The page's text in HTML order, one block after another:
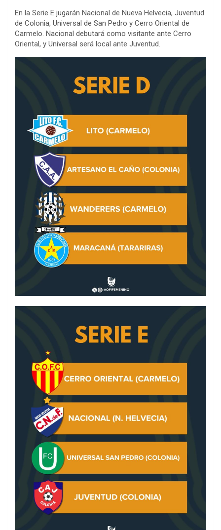
En la Serie E jugarán Nacional de Nueva Helvecia, Juventud
de Colonia, Universal de San Pedro y Cerro Oriental de
Carmelo. Nacional debutará como visitante ante Cerro
Oriental, y Universal será local ante Juventud.